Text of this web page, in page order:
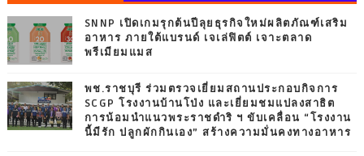
SNNP เปิดเกมรุกต้นปีลุยธุรกิจใหม่ผลิตภัณฑ์เสริม
อาหาร ภายใต้แบรนด์ เจเล่ฟิตต์ เจาะตลาด
พรีเมียมแมส
พช.ราชบุรี ร่วมตรวจเยี่ยมสถานประกอบกิจการ
SCGP โรงงานบ้านโป่ง และเยี่ยมชมแปลงสาธิต
การน้อมนำแนวพระราชดำริ ฯ ขับเคลื่อน “โรงงาน
นี้มีรัก ปลูกผักกินเอง” สร้างความมั่นคงทางอาหาร